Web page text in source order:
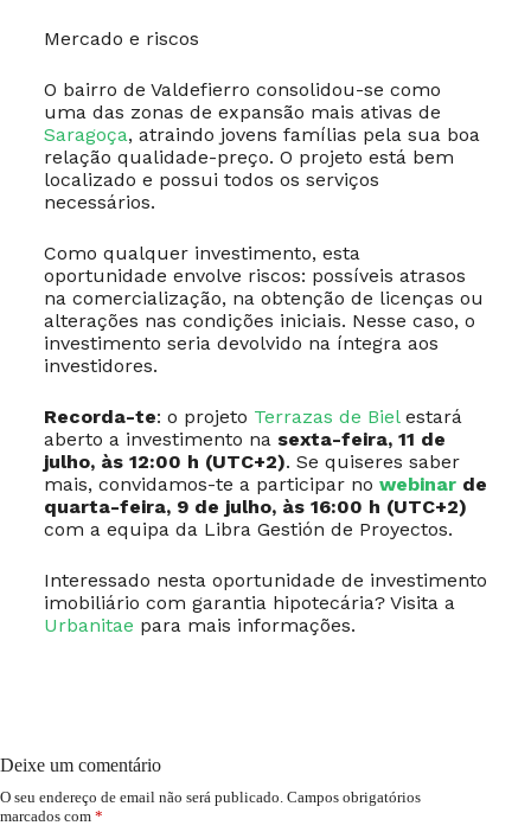
Mercado e riscos
O bairro de Valdefierro consolidou-se como
uma das zonas de expansão mais ativas de
Saragoça, atraindo jovens famílias pela sua boa
relação qualidade-preço. O projeto está bem
localizado e possui todos os serviços
necessários.
Como qualquer investimento, esta
oportunidade envolve riscos: possíveis atrasos
na comercialização, na obtenção de licenças ou
alterações nas condições iniciais. Nesse caso, o
investimento seria devolvido na íntegra aos
investidores.
Recorda-te: o projeto Terrazas de Bielestará
aberto a investimento na sexta-feira, 11 de
julho, às 12:00 h (UTC+2). Se quiseres saber
mais, convidamos-te a participar no webinarde
quarta-feira, 9 de julho, às 16:00 h (UTC+2)
com a equipa da Libra Gestión de Proyectos.
Interessado nesta oportunidade de investimento
imobiliário com garantia hipotecária? Visita a
Urbanitae para mais informações.
Deixe um comentário
O seu endereço de email não será publicado. Campos obrigatórios
marcados com *